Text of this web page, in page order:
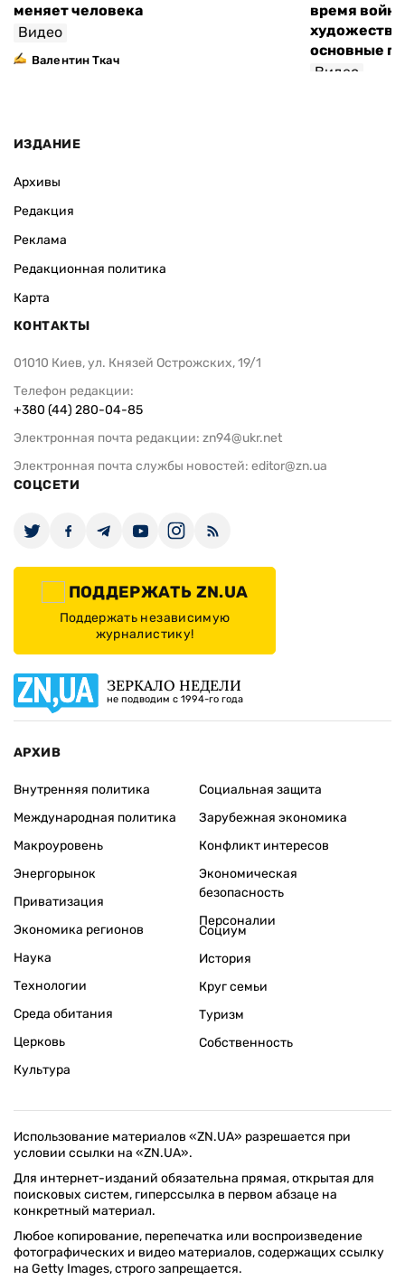
меняет человека
Видео
Валентин Ткач
время
основные
Видео
ИЗДАНИЕ
Архивы
Редакция
Реклама
Редакционная политика
Карта
КОНТАКТЫ
01010 Киев, ул. Князей Острожских, 19/1
Телефон редакции:
+380 (44) 280-04-85
Электронная почта редакции: zn94@ukr.net
Электронная почта службы новостей: editor@zn.ua
СОЦСЕТИ
ПОДДЕРЖАТЬ ZN.UA
Поддержать независимую
журналистику!
ЗЕРКАЛО НЕДЕЛИ
не подводим с 1994-го года
АРХИВ
Внутренняя политика
Международная политика
Макроуровень
Энергорынок
Приватизация
Экономика регионов
Социальная защита
Зарубежная экономика
Конфликт интересов
Экономическая
безопасность
Персоналии
Наука
Технологии
Среда обитания
Церковь
Культура
Социум
История
Круг семьи
Туризм
Собственность
Использование материалов «ZN.UA» разрешается при
условии ссылки на «ZN.UA».
Для интернет-изданий обязательна прямая, открытая для
поисковых систем, гиперссылка в первом абзаце на
конкретный материал.
Любое копирование, перепечатка или воспроизведение
фотографических и видео материалов, содержащих ссылку
на Getty Images, строго запрещается.